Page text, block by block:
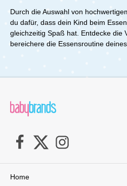
Durch die Auswahl von
du dafür, dass dein Kind beim
gleichzeitig Spaß hat. Entdecke die
bereichere die Essensroutine
Home